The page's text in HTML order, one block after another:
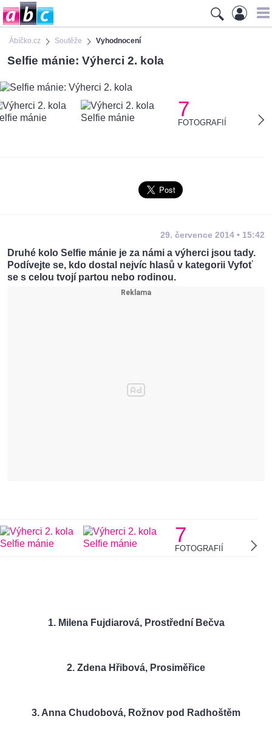
Ábíčko.cz Soutěže Vyhodnocení
Selfie mánie: Výherci 2. kola
7
FOTOGRAFIÍ
29. července 2014 • 15:42
Druhé kolo Selfie mánie je za námi a výherci jsou tady.
Podívejte se, kdo dostal nejvíc hlasů v kategorii Vyfoť
se s celou tvojí partou nebo rodinou.
7
FOTOGRAFIÍ
1. Milena Fujdiarová, Prostřední Bečva
2. Zdena Hřibová, Prosiměřice
3. Anna Chudobová, Rožnov pod Radhoštěm